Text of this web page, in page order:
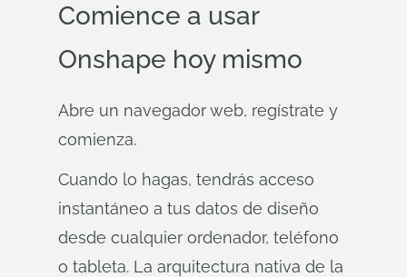
Comience a usar
Onshape hoy mismo
Abre un navegador web, regístrate y
comienza.
Cuando lo hagas, tendrás acceso
instantáneo a tus datos de diseño
desde cualquier ordenador, teléfono
o tableta. La arquitectura nativa de la